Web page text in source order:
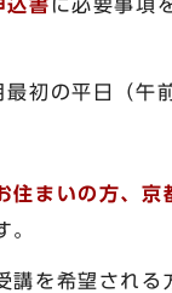
込書 に必要事項
初の平日（午
住まいの方、京
。
を希望される